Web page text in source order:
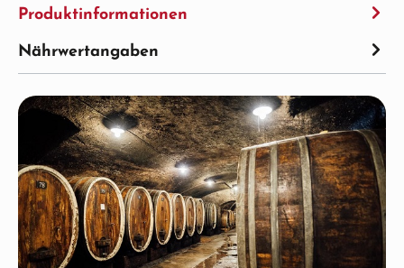
Produktinformationen
Nährwertangaben